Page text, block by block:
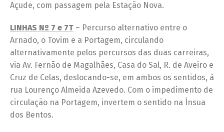
Açude, com passagem pela Estação Nova.
LINHAS Nº 7 e 7T – Percurso alternativo entre o
Arnado, o Tovim e a Portagem, circulando
alternativamente pelos percursos das duas carreiras,
via Av. Fernão de Magalhães, Casa do Sal, R. de Aveiro e
Cruz de Celas, deslocando-se, em ambos os sentidos, à
rua Lourenço Almeida Azevedo. Com o impedimento de
circulação na Portagem, invertem o sentido na Ínsua
dos Bentos.